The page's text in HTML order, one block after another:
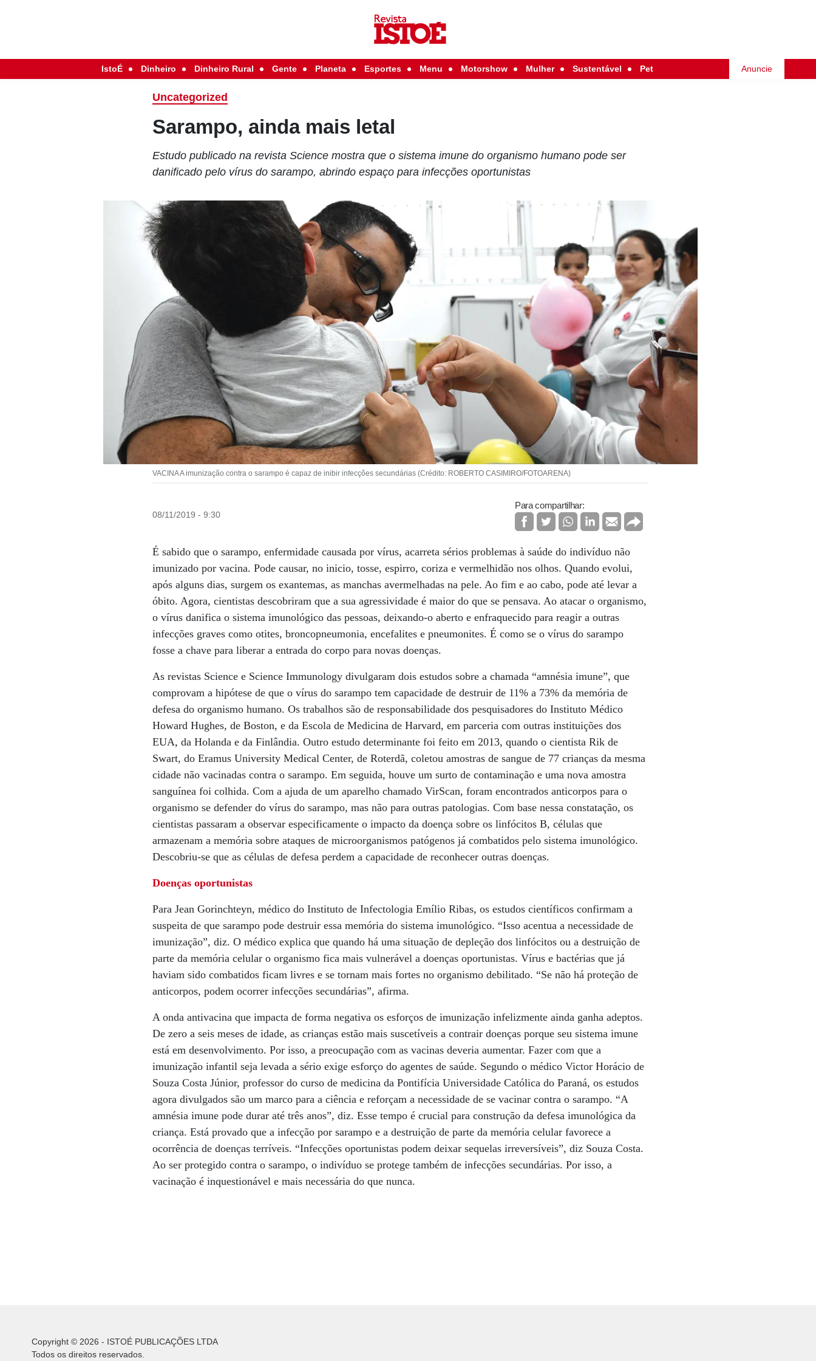
IstoÉ Dinheiro Dinheiro Rural Gente Planeta Esportes Menu Motorshow Mulher Sustentável Pet Anuncie
Uncategorized
Sarampo, ainda mais letal
Estudo publicado na revista Science mostra que o sistema imune do organismo humano pode ser
danificado pelo vírus do sarampo, abrindo espaço para infecções oportunistas
VACINA A imunização contra o sarampo é capaz de inibir infecções secundárias (Crédito: ROBERTO CASIMIRO/FOTOARENA)
08/11/2019 - 9:30
Para compartilhar:
É sabido que o sarampo, enfermidade causada por vírus, acarreta sérios problemas à saúde do indivíduo não
imunizado por vacina. Pode causar, no inicio, tosse, espirro, coriza e vermelhidão nos olhos. Quando evolui,
após alguns dias, surgem os exantemas, as manchas avermelhadas na pele. Ao fim e ao cabo, pode até levar a
óbito. Agora, cientistas descobriram que a sua agressividade é maior do que se pensava. Ao atacar o organismo,
o vírus danifica o sistema imunológico das pessoas, deixando-o aberto e enfraquecido para reagir a outras
infecções graves como otites, broncopneumonia, encefalites e pneumonites. É como se o vírus do sarampo
fosse a chave para liberar a entrada do corpo para novas doenças.
As revistas Science e Science Immunology divulgaram dois estudos sobre a chamada “amnésia imune”, que
comprovam a hipótese de que o vírus do sarampo tem capacidade de destruir de 11% a 73% da memória de
defesa do organismo humano. Os trabalhos são de responsabilidade dos pesquisadores do Instituto Médico
Howard Hughes, de Boston, e da Escola de Medicina de Harvard, em parceria com outras instituições dos
EUA, da Holanda e da Finlândia. Outro estudo determinante foi feito em 2013, quando o cientista Rik de
Swart, do Eramus University Medical Center, de Roterdã, coletou amostras de sangue de 77 crianças da mesma
cidade não vacinadas contra o sarampo. Em seguida, houve um surto de contaminação e uma nova amostra
sanguínea foi colhida. Com a ajuda de um aparelho chamado VirScan, foram encontrados anticorpos para o
organismo se defender do vírus do sarampo, mas não para outras patologias. Com base nessa constatação, os
cientistas passaram a observar especificamente o impacto da doença sobre os linfócitos B, células que
armazenam a memória sobre ataques de microorganismos patógenos já combatidos pelo sistema imunológico.
Descobriu-se que as células de defesa perdem a capacidade de reconhecer outras doenças.
Doenças oportunistas
Para Jean Gorinchteyn, médico do Instituto de Infectologia Emílio Ribas, os estudos científicos confirmam a
suspeita de que sarampo pode destruir essa memória do sistema imunológico. “Isso acentua a necessidade de
imunização”, diz. O médico explica que quando há uma situação de depleção dos linfócitos ou a destruição de
parte da memória celular o organismo fica mais vulnerável a doenças oportunistas. Vírus e bactérias que já
haviam sido combatidos ficam livres e se tornam mais fortes no organismo debilitado. “Se não há proteção de
anticorpos, podem ocorrer infecções secundárias”, afirma.
A onda antivacina que impacta de forma negativa os esforços de imunização infelizmente ainda ganha adeptos.
De zero a seis meses de idade, as crianças estão mais suscetíveis a contrair doenças porque seu sistema imune
está em desenvolvimento. Por isso, a preocupação com as vacinas deveria aumentar. Fazer com que a
imunização infantil seja levada a sério exige esforço do agentes de saúde. Segundo o médico Victor Horácio de
Souza Costa Júnior, professor do curso de medicina da Pontifícia Universidade Católica do Paraná, os estudos
agora divulgados são um marco para a ciência e reforçam a necessidade de se vacinar contra o sarampo. “A
amnésia imune pode durar até três anos”, diz. Esse tempo é crucial para construção da defesa imunológica da
criança. Está provado que a infecção por sarampo e a destruição de parte da memória celular favorece a
ocorrência de doenças terríveis. “Infecções oportunistas podem deixar sequelas irreversíveis”, diz Souza Costa.
Ao ser protegido contra o sarampo, o indivíduo se protege também de infecções secundárias. Por isso, a
vacinação é inquestionável e mais necessária do que nunca.
Copyright © 2026 - ISTOÉ PUBLICAÇÕES LTDA
Todos os direitos reservados.